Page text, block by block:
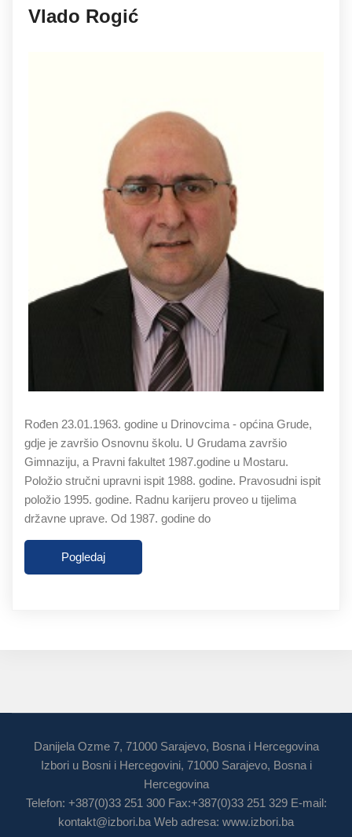
Vlado Rogić
Rođen 23.01.1963. godine u Drinovcima - općina Grude,
gdje je završio Osnovnu školu. U Grudama završio
Gimnaziju, a Pravni fakultet 1987.godine u Mostaru.
Položio stručni upravni ispit 1988. godine. Pravosudni ispit
položio 1995. godine. Radnu karijeru proveo u tijelima
državne uprave. Od 1987. godine do
Pogledaj
Danijela Ozme 7, 71000 Sarajevo, Bosna i Hercegovina
Izbori u Bosni i Hercegovini, 71000 Sarajevo, Bosna i
Hercegovina
Telefon: +387(0)33 251 300 Fax:+387(0)33 251 329 E-mail:
kontakt@izbori.ba Web adresa: www.izbori.ba